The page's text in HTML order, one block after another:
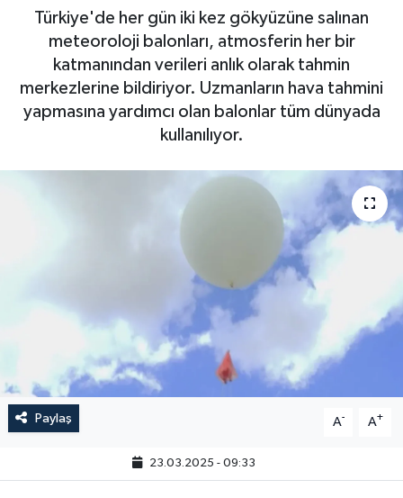
Türkiye'de her gün iki kez gökyüzüne salınan
meteoroloji balonları, atmosferin her bir
katmanından verileri anlık olarak tahmin
merkezlerine bildiriyor. Uzmanların hava tahmini
yapmasına yardımcı olan balonlar tüm dünyada
kullanılıyor.
Paylaş A- A+
23.03.2025 - 09:33